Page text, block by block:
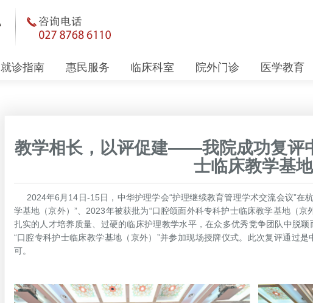
就诊指南 惠民服务 临床科室 院外门诊 医学教育
教学相长，以评促建——我院成功复评
士临床教学基
2024年6月14日-15日，中华护理学会“护理继续教育管理学术交流会议”在
学基地（京外）”、2023年被获批为“口腔颌面外科专科护士临床教学基地（京
扎实的人才培养质量、过硬的临床护理教学水平，在众多优秀竞争团队中脱
“口腔专科护士临床教学基地（京外）”并参加现场授牌仪式。此次复评通过
可。